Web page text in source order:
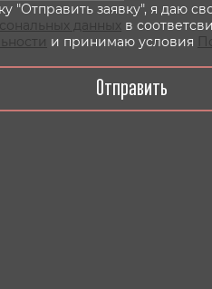
"Отправить заявку", я даю
данных в
и принимаю условия
Отправить